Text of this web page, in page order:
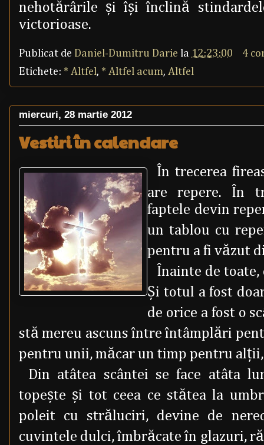
nehotărârile şi îşi înclină
victorioase.
Publicat de Daniel-Dumitru Darie la 12:23:00
4
Etichete: * Altfel, * Altfel acum, Altfel
miercuri, 28 martie 2012
Vestiri în calendare
În trecerea
are repere. În
faptele devin
un tablou cu
pentru a fi văzut
Înainte de toate,
Şi totul a fost
de orice a fost o
stă mereu ascuns între întâmplări
pentru unii, măcar un timp pentru
Din atâtea scântei se face atâta
topeşte şi tot ceea ce stătea la
poleit cu străluciri, devine de
cuvintele dulci, îmbrăcate în glazuri,